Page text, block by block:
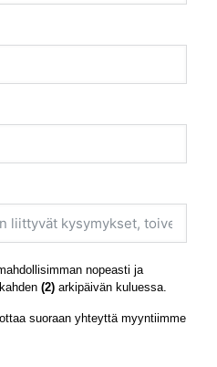
nopeasti ja
(2) arkipäivän kuluessa.
suoraan yhteyttä myyntiimme